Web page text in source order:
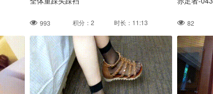
993 积分：2 时长：11:13 82